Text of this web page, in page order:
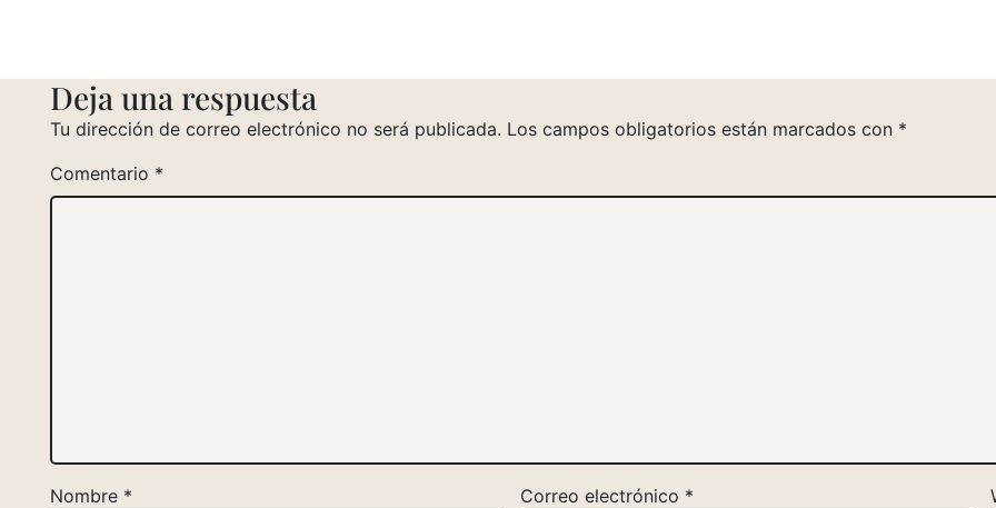
Deja una respuesta
Tu dirección de correo electrónico no será publicada. Los campos obligatorios están marcados con *
Comentario *
Nombre * Correo electrónico *